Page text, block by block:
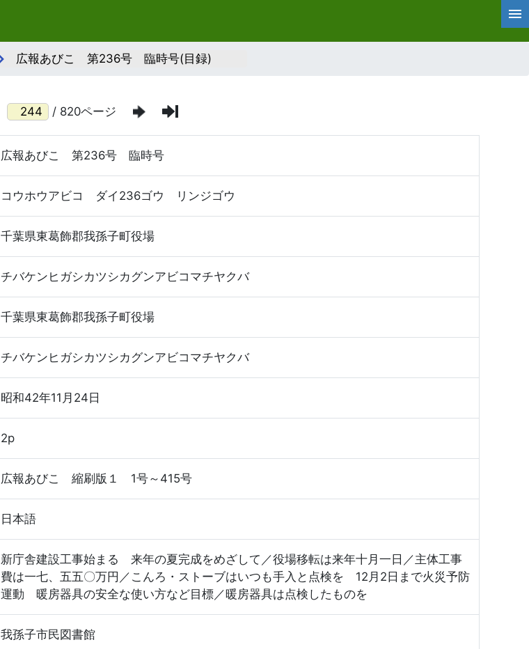
広報あびこ 第236号 臨時号(目録)
/ 820ページ
広報あびこ 第236号 臨時号
コウホウアビコ ダイ236ゴウ リンジゴウ
千葉県東葛飾郡我孫子町役場
チバケンヒガシカツシカグンアビコマチヤクバ
千葉県東葛飾郡我孫子町役場
チバケンヒガシカツシカグンアビコマチヤクバ
昭和42年11月24日
2p
広報あびこ 縮刷版１ 1号～415号
日本語
新庁舎建設工事始まる 来年の夏完成をめざして／役場移転は来年十月一日／主体工事
費は一七、五五〇万円／こんろ・ストーブはいつも手入と点検を 12月2日まで火災予防
運動 暖房器具の安全な使い方など目標／暖房器具は点検したものを
我孫子市民図書館